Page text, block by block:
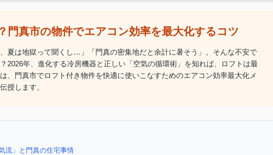
門真市の物件でエアコン効率を最大化するコツ
、夏は地獄って聞くし…」「門真の密集地だと余計に暑そう」。そんな不安で
2026年、進化する冷房機器と正しい「空気の循環術」を知れば、ロフトは最
、門真市でロフト付き物件を快適に使いこなすためのエアコン効率最大化メ
授します。
流」と門真の住宅事情